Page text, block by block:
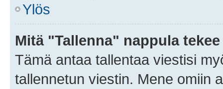
Ylös
Mitä "Tallenna" nappula
Tämä antaa tallentaa viestisi
tallennetun viestin. Mene omiin